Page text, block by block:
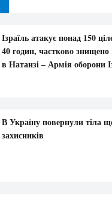
Ізраїль атакує понад 150
40 годин, частково знищено
в Натанзі – Армія оборони
В Україну повернули тіла
захисників